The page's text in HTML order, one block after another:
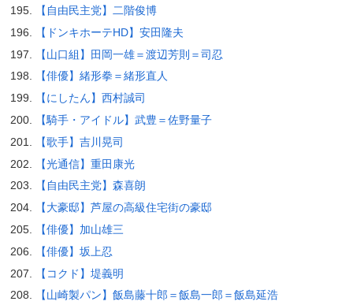
【自由民主党】二階俊博
【ドンキホーテHD】安田隆夫
【山口組】田岡一雄＝渡辺芳則＝司忍
【俳優】緒形拳＝緒形直人
【にしたん】西村誠司
【騎手・アイドル】武豊＝佐野量子
【歌手】吉川晃司
【光通信】重田康光
【自由民主党】森喜朗
【大豪邸】芦屋の高級住宅街の豪邸
【俳優】加山雄三
【俳優】坂上忍
【コクド】堤義明
【山崎製パン】飯島藤十郎＝飯島一郎＝飯島延浩